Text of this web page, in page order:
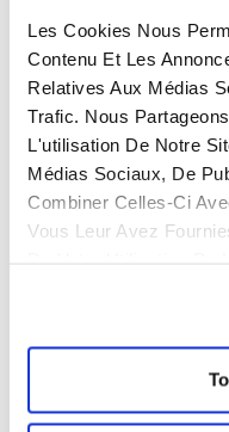
Les Cookies Nous
Contenu Et Les
Relatives Aux Médias
Trafic. Nous
L'utilisation De Notre
Médias Sociaux, De
Combiner Celles-Ci
Vous Leur Avez
Cas clients : la
Aucun
A l’origine de toute
demande client. Selon
Eastwise vont ensuite
apporter